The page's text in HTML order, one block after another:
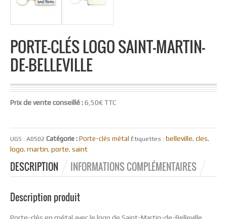
PORTE-CLÉS LOGO SAINT-MARTIN-
DE-BELLEVILLE
Prix de vente conseillé :6,50€ TTC
UGS : A0502 Catégorie : Porte-clés métal Étiquettes : belleville, cles,
logo, martin, porte, saint
DESCRIPTION INFORMATIONS COMPLÉMENTAIRES
Description produit